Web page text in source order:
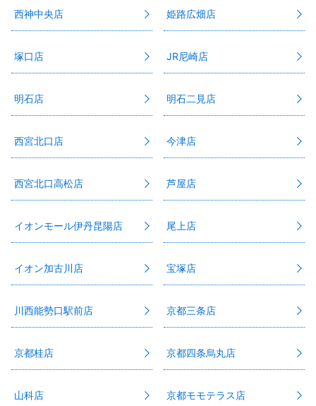
西神中央店 姫路広畑店
塚口店 JR尼崎店
明石店 明石二見店
西宮北口店 今津店
西宮北口高松店 芦屋店
イオンモール伊丹昆陽店 尾上店
イオン加古川店 宝塚店
川西能勢口駅前店 京都三条店
京都桂店 京都四条烏丸店
山科店 京都モモテラス店